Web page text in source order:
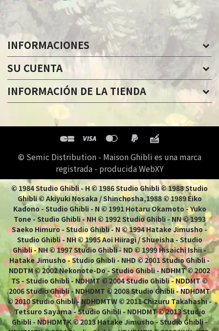
INFORMACIONES
SU CUENTA
INFORMACIÓN DE LA TIENDA
© Semic Distribution - Maison Ghibli es una marca
registrada - producida WebXY
© 1984 Studio Ghibli - H © 1986 Studio Ghibli © 1988 Studio
Ghibli © Akiyuki Nosaka / Shinchosha,1988 © 1989 Eiko
Kadono - Studio Ghibli - N © 1991 Hotaru Okamoto - Yuko
Tone - Studio Ghibli - NH © 1992 Studio Ghibli - NN © 1993
Saeko Himuro - Studio Ghibli - N © 1994 Hatake Jimusho -
Studio Ghibli - NH © 1995 Aoi Hiiragi / Shueisha - Studio
Ghibli - NH © 1997 Studio Ghibli - ND © 1999 Hisaichi Ishii -
Hatake Jimusho - Studio Ghibli - NHD © 2001 Studio Ghibli -
NDDTM © 2002 Nekonote-Do - Studio Ghibli - NDHMT © 2002
TS - Studio Ghibli - NDHMT © 2004 Studio Ghibli - NDDMT ©
2006 Studio Ghibli - NDHDMT © 2008 Studio Ghibli - NDHDMT
© 2010 Studio Ghibli - NDHDMTW © 2011 Chizuru Takahashi -
Tetsuro Sayama - Studio Ghibli - NDHDMT © 2013 Studio
Ghibli - NDHDMTK © 2013 Hatake Jimusho - Studio Ghibli -